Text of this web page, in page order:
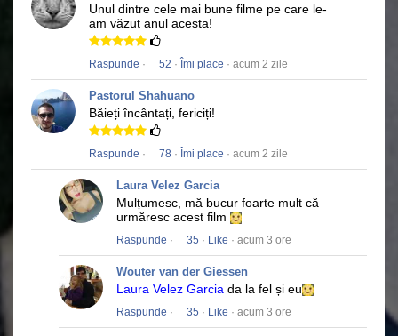
Unul dintre cele mai bune filme pe care le-
am văzut anul acesta!
Raspunde · 52 · Îmi place · acum 2 zile
Pastorul Shahuano
Băieți încântați, fericiți!
Raspunde · 78 · Îmi place · acum 2 zile
Laura Velez Garcia
Mulțumesc, mă bucur foarte mult că
urmăresc acest film
Raspunde · 35 · Like · acum 3 ore
Wouter van der Giessen
Laura Velez Garcia da la fel și eu
Raspunde · 35 · Like · acum 3 ore